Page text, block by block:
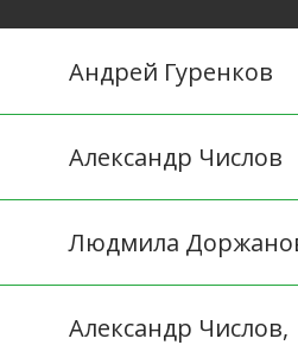
Андрей Гуренков
Александр Числов
Людмила
Александр Числов,